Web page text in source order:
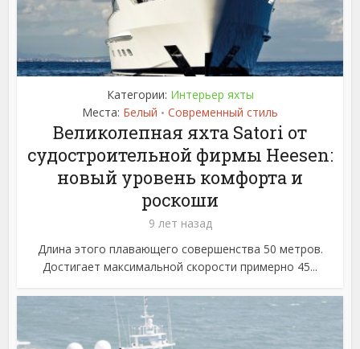
Категории: Интерьер яхты
Места: Белый • Современный стиль
Великолепная яхта Satori от
судостроительной фирмы Heesen:
новый уровень комфорта и
роскоши
9 лет назад
Длина этого плавающего совершенства 50 метров.
Достигает максимальной скорости примерно 45...